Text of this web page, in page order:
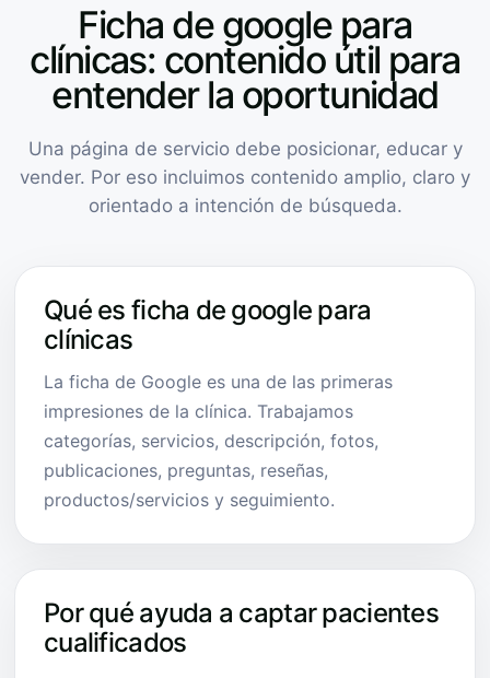
Ficha de google para
clínicas: contenido útil para
entender la oportunidad
Una página de servicio debe posicionar, educar y
vender. Por eso incluimos contenido amplio, claro y
orientado a intención de búsqueda.
Qué es ficha de google para
clínicas
La ficha de Google es una de las primeras
impresiones de la clínica. Trabajamos
categorías, servicios, descripción, fotos,
publicaciones, preguntas, reseñas,
productos/servicios y seguimiento.
Por qué ayuda a captar pacientes
cualificados